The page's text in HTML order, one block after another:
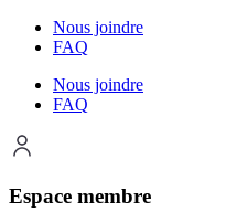
Nous joindre
FAQ
Nous joindre
FAQ
Espace membre